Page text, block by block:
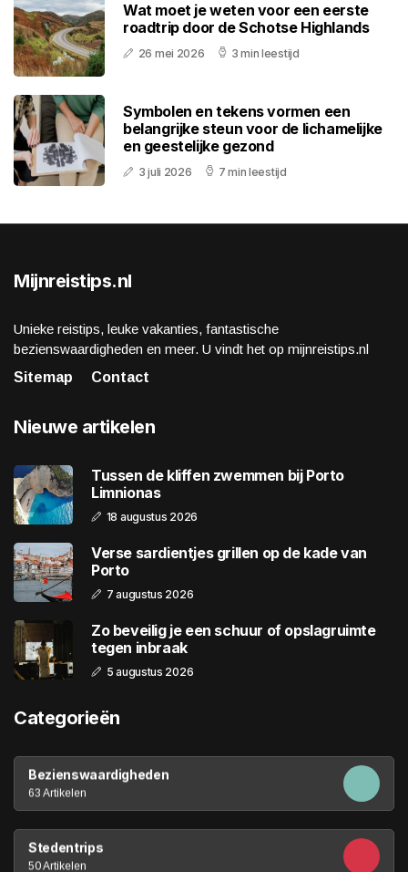
Wat moet je weten voor een eerste
roadtrip door de Schotse Highlands
26 mei 2026 3 min leestijd
Symbolen en tekens vormen een
belangrijke steun voor de lichamelijke
en geestelijke gezond
3 juli 2026 7 min leestijd
Mijnreistips.nl
Unieke reistips, leuke vakanties, fantastische
bezienswaardigheden en meer. U vindt het op mijnreistips.nl
Sitemap
Contact
Nieuwe artikelen
Tussen de kliffen zwemmen bij Porto
Limnionas
18 augustus 2026
Verse sardientjes grillen op de kade van
Porto
7 augustus 2026
Zo beveilig je een schuur of opslagruimte
tegen inbraak
5 augustus 2026
Categorieën
Bezienswaardigheden
63 Artikelen
Stedentrips
50 Artikelen